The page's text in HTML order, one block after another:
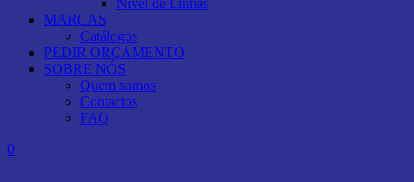
MARCAS
Catálogos
PEDIR ORÇAMENTO
SOBRE NÓS
Quem somos
Contactos
FAQ
0